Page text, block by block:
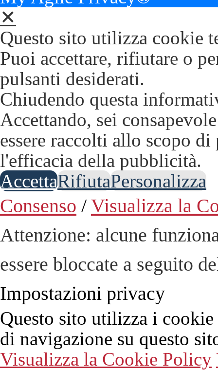
✕
Questo sito utilizza cookie
Puoi accettare, rifiutare o
pulsanti desiderati.
Chiudendo questa
Accettando, sei
essere raccolti allo scopo di
l'efficacia della pubblicità.
AccettaRifiutaPersonalizza
Consenso / Visualizza la
Attenzione: alcune
essere bloccate a seguito
Impostazioni privacy
Questo sito utilizza i
di navigazione su questo
Visualizza la Cookie Policy